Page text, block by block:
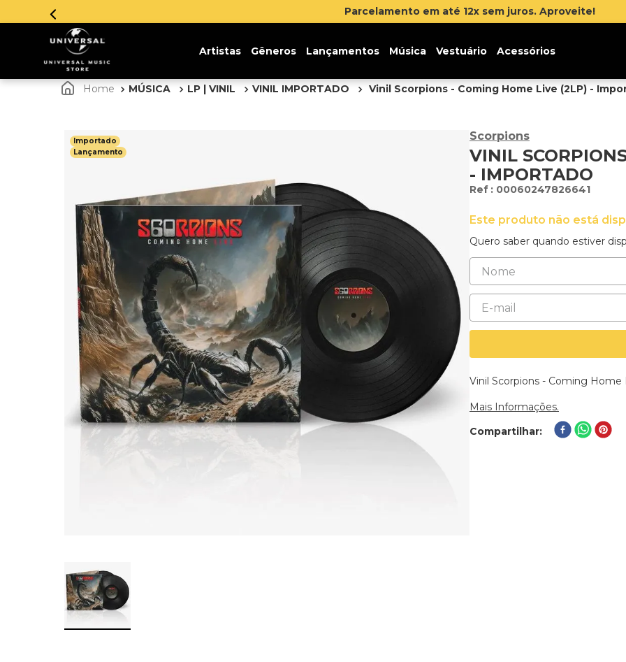
Parcelamento em até 12x sem juros. Aproveite!
Artistas Gêneros Lançamentos Música Vestuário Acessórios
MÚSICA LP | VINIL VINIL IMPORTADO Vinil Scorpions - Coming Home Live (2LP) -
Importado
Lançamento
Scorpions
VINIL
- IMPORTADO
: 00060247826641
Este produto não está
Quero saber quando estiver
Vinil Scorpions - Coming
Mais Informações.
Compartilhar